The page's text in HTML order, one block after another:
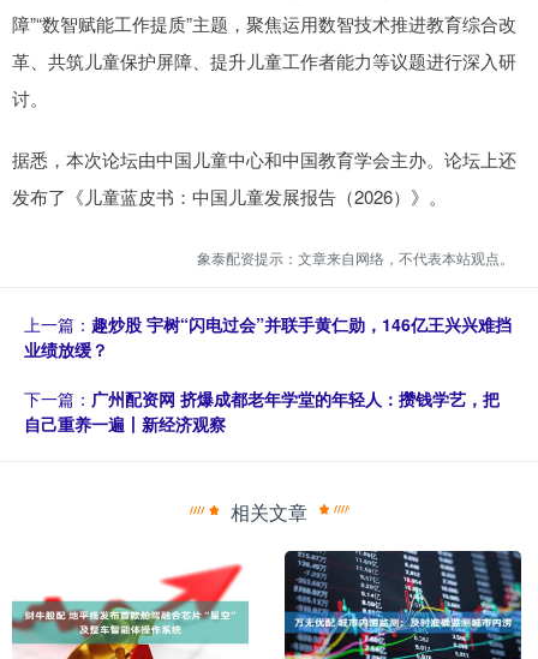
障”“数智赋能工作提质”主题，聚焦运用数智技术推进教育综合改
革、共筑儿童保护屏障、提升儿童工作者能力等议题进行深入研
讨。
据悉，本次论坛由中国儿童中心和中国教育学会主办。论坛上还
发布了《儿童蓝皮书：中国儿童发展报告（2026）》。
象泰配资提示：文章来自网络，不代表本站观点。
上一篇： 趣炒股 宇树“闪电过会”并联手黄仁勋，146亿王兴兴难挡
业绩放缓？
下一篇： 广州配资网 挤爆成都老年学堂的年轻人：攒钱学艺，把
自己重养一遍丨新经济观察
相关文章